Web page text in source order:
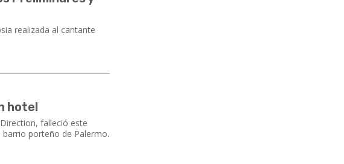
realizada al cantante
hotel
falleció este
porteño de Palermo.